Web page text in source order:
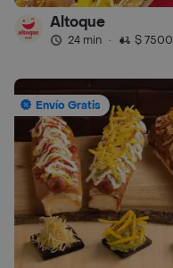
Altoque
24 min · $ 7500
Envío Gratis